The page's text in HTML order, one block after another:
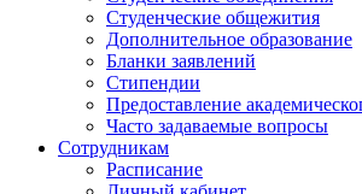
Студенческие общежития
Дополнительное образование
Бланки заявлений
Стипендии
Предоставление
Часто задаваемые вопросы
Сотрудникам
Расписание